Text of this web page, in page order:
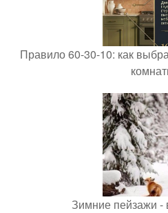
Правило 60-30-10: как
Зимние пейзажи -